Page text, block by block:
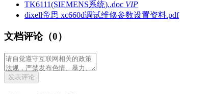
TK6111(SIEMENS系统)..doc VIP
dixell帝思 xc660d调试维修参数设置资料.pdf
文档评论（0）
发表评论